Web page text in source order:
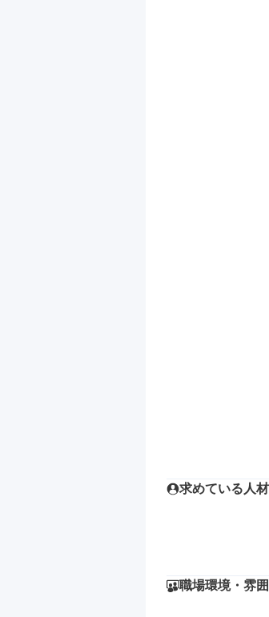
求めている人材
職場環境・雰